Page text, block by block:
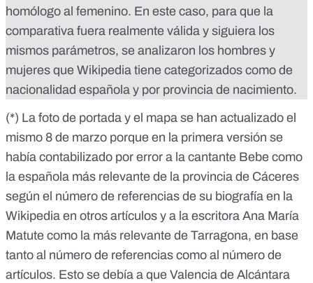
homólogo al femenino. En este caso, para que la
comparativa fuera realmente válida y siguiera los
mismos parámetros, se analizaron los hombres y
mujeres que Wikipedia tiene categorizados como de
nacionalidad española y por provincia de nacimiento.
(*) La foto de portada y el mapa se han actualizado el
mismo 8 de marzo porque en la primera versión se
había contabilizado por error a la cantante Bebe como
la española más relevante de la provincia de Cáceres
según el número de referencias de su biografía en la
Wikipedia en otros artículos y a la escritora Ana María
Matute como la más relevante de Tarragona, en base
tanto al número de referencias como al número de
artículos. Esto se debía a que Valencia de Alcántara